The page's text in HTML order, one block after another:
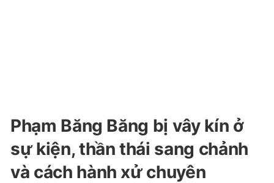
Phạm Băng Băng bị vây kín ở
sự kiện, thần thái sang chảnh
và cách hành xử chuyên